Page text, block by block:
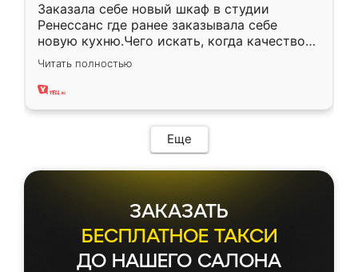
Заказала себе новый шкаф в студии
Ренессанс где ранее заказывала себе
новую кухню.Чего искать, когда качеством
вполне довольна. Служит кухня уже почти
два года, нареканий нет.
Читать полностью
Еще
ЗАКАЗАТЬ
БЕСПЛАТНОЕ ТАКСИ
ДО НАШЕГО САЛОНА